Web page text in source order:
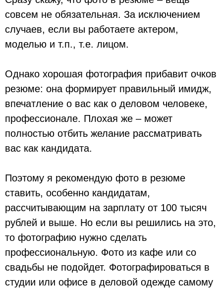
совсем не обязательная. За исключением
случаев, если вы работаете актером,
моделью и т.п., т.е. лицом.
Однако хорошая фотография прибавит очков
резюме: она формирует правильный имидж,
впечатление о вас как о деловом человеке,
профессионале. Плохая же – может
полностью отбить желание рассматривать
вас как кандидата.
Поэтому я рекомендую фото в резюме
ставить, особенно кандидатам,
рассчитывающим на зарплату от 100 тысяч
рублей и выше. Но если вы решились на это,
то фотографию нужно сделать
профессиональную. Фото из кафе или со
свадьбы не подойдет. Фотографироваться в
студии или офисе в деловой одежде самому